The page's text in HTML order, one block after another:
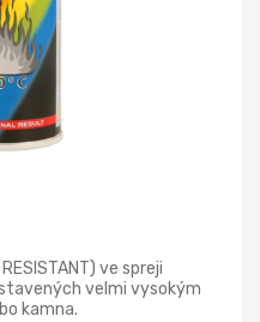
ve spreji
velmi vysokým
kamna.